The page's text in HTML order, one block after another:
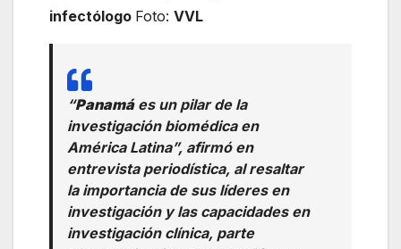
infectólogo Foto: VVL
“Panamáes un pilar de la
investigación biomédica en
América Latina”, afirmó en
entrevista periodística, al resaltar
la importancia de sus líderes en
investigación y las capacidades en
investigación clínica, parte